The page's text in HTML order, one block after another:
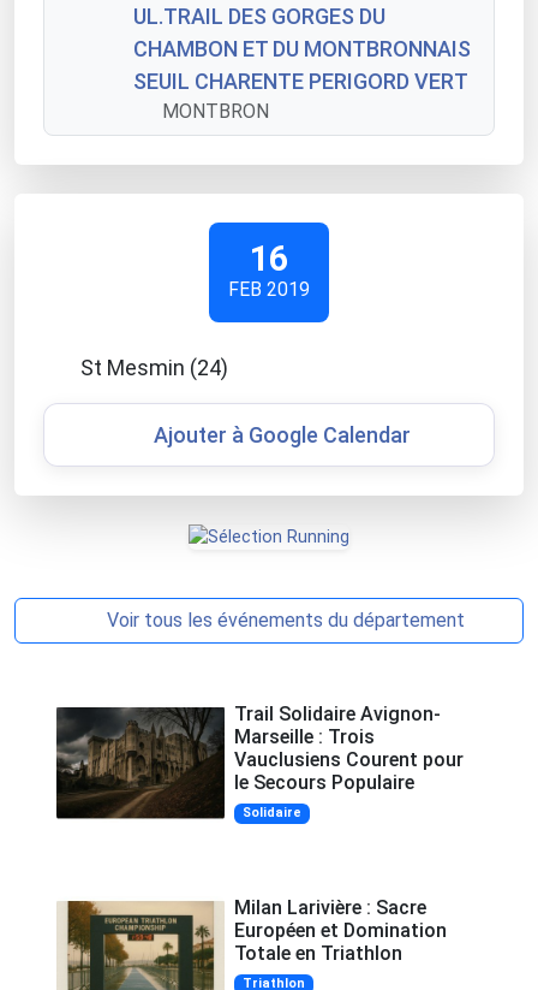
UL.TRAIL DES GORGES DU
CHAMBON ET DU MONTBRONNAIS
SEUIL CHARENTE PERIGORD VERT
MONTBRON
16
FEB 2019
St Mesmin (24)
Ajouter à Google Calendar
Voir tous les événements du département
Trail Solidaire Avignon-
Marseille : Trois
Vauclusiens Courent pour
le Secours Populaire
Solidaire
Milan Larivière : Sacre
Européen et Domination
Totale en Triathlon
Triathlon